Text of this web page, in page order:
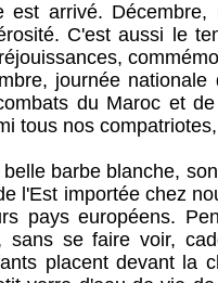
Décembre,
C'est aussi le
journée nationale
du Maroc et
tous nos
barbe blanche, son
l'Est importée chez
pays européens.
sans se faire voir,
placent devant la